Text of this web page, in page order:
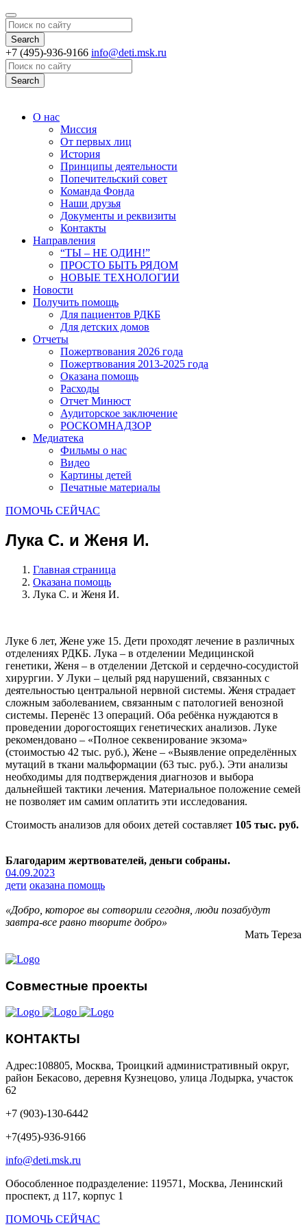
Search
+7 (495)-936-9166 info@deti.msk.ru
Search
О нас
Миссия
От первых лиц
История
Принципы деятельности
Попечительский совет
Команда Фонда
Наши друзья
Документы и реквизиты
Контакты
Направления
“ТЫ – НЕ ОДИН!”
ПРОСТО БЫТЬ РЯДОМ
НОВЫЕ ТЕХНОЛОГИИ
Новости
Получить помощь
Для пациентов РДКБ
Для детских домов
Отчеты
Пожертвования 2026 года
Пожертвования 2013-2025 года
Оказана помощь
Расходы
Отчет Минюст
Аудиторское заключение
РОСКОМНАДЗОР
Медиатека
Фильмы о нас
Видео
Картины детей
Печатные материалы
ПОМОЧЬ СЕЙЧАС
Лука С. и Женя И.
Главная страница
Оказана помощь
Лука С. и Женя И.
Луке 6 лет, Жене уже 15. Дети проходят лечение в различных
отделениях РДКБ. Лука – в отделении Медицинской
генетики, Женя – в отделении Детской и сердечно-сосудистой
хирургии. У Луки – целый ряд нарушений, связанных с
деятельностью центральной нервной системы. Женя страдает
сложным заболеванием, связанным с патологией венозной
системы. Перенёс 13 операций. Оба ребёнка нуждаются в
проведении дорогостоящих генетических анализов. Луке
рекомендовано – «Полное секвенирование экзома»
(стоимостью 42 тыс. руб.), Жене – «Выявление определённых
мутаций в ткани мальформации (63 тыс. руб.). Эти анализы
необходимы для подтверждения диагнозов и выбора
дальнейшей тактики лечения. Материальное положение семей
не позволяет им самим оплатить эти исследования.
Стоимость анализов для обоих детей составляет 105 тыс. руб.
Благодарим жертвователей, деньги собраны.
04.09.2023
дети оказана помощь
«Добро, которое вы сотворили сегодня, люди позабудут
завтра-все равно творите добро»
Мать Тереза
Совместные проекты
КОНТАКТЫ
Адрес:108805, Москва, Троицкий административный округ,
район Бекасово, деревня Кузнецово, улица Лодырка, участок
62
+7 (903)-130-6442
+7(495)-936-9166
info@deti.msk.ru
Обособленное подразделение: 119571, Москва, Ленинский
проспект, д 117, корпус 1
ПОМОЧЬ СЕЙЧАС